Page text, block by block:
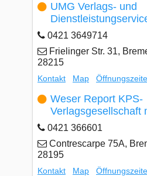
UMG Verlags- und
0421 3649714
Frielinger Str. 31,
28215
Kontakt Map
Weser Report KPS-
Verlagsgesellschaft
0421 366601
Contrescarpe 75A,
28195
Kontakt Map